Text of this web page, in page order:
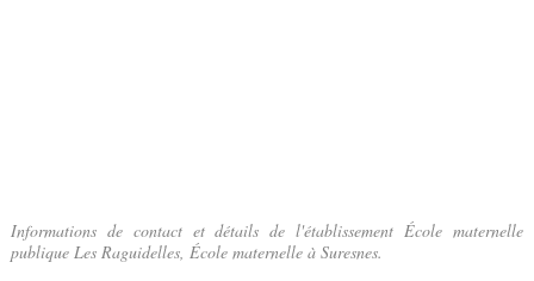
Informations de contact et détails de l'établissement École maternelle
publique Les Raguidelles, École maternelle à Suresnes.